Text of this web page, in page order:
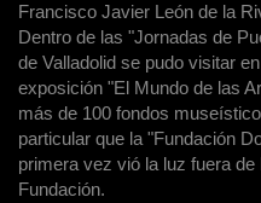
Francisco Javier León de la
Dentro de las "Jornadas de
de Valladolid se pudo visitar
exposición "El Mundo de las
más de 100 fondos
particular que la "Fundación
primera vez vió la luz fuera
Fundación.